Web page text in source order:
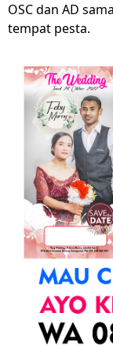
OSC dan AD
tempat pesta.